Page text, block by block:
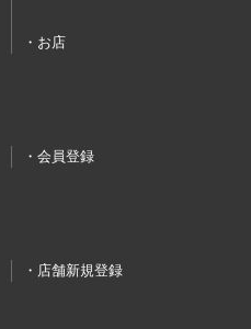
お店
会員登録
店舗新規登録